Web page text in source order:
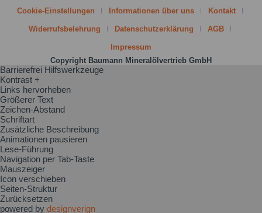
Cookie-Einstellungen Informationen über uns Kontakt
Widerrufsbelehrung Datenschutzerklärung AGB
Impressum
Copyright Baumann Mineralölvertrieb GmbH
Barrierefrei Hilfswerkzeuge
Kontrast +
Links hervorheben
Größerer Text
Zeichen-Abstand
Schriftart
Zusätzliche Beschreibung
Animationen pausieren
Lese-Führung
Navigation per Tab-Taste
Mauszeiger
Icon verschieben
Seiten-Struktur
Zurücksetzen
powered by designverign